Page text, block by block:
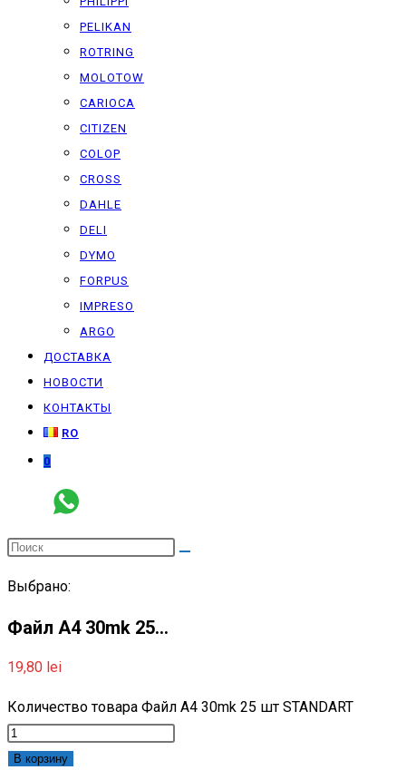
PELIKAN
ROTRING
MOLOTOW
CARIOCA
CITIZEN
COLOP
CROSS
DAHLE
DELI
DYMO
FORPUS
IMPRESO
ARGO
ДОСТАВКА
НОВОСТИ
КОНТАКТЫ
RO
0
Выбрано:
Файл A4 30mk 25…
19,80 lei
Количество товара Файл A4 30mk 25 шт STANDART
В корзину